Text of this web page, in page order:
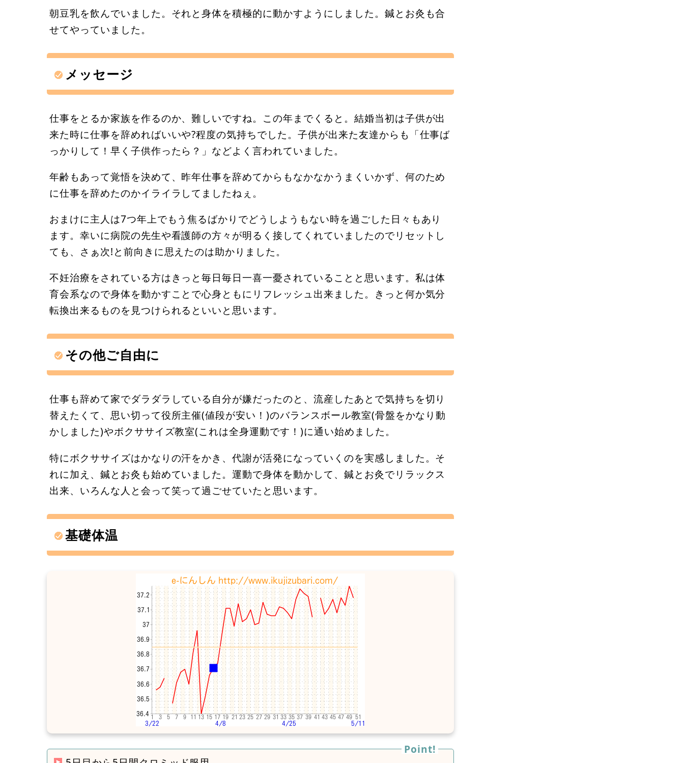
朝豆乳を飲んでいました。それと身体を積極的に動かすようにしました。鍼とお灸も合
せてやっていました。
メッセージ
仕事をとるか家族を作るのか、難しいですね。この年までくると。結婚当初は子供が出
来た時に仕事を辞めればいいや?程度の気持ちでした。子供が出来た友達からも「仕事ば
っかりして！早く子供作ったら？」などよく言われていました。
年齢もあって覚悟を決めて、昨年仕事を辞めてからもなかなかうまくいかず、何のため
に仕事を辞めたのかイライラしてましたねぇ。
おまけに主人は7つ年上でもう焦るばかりでどうしようもない時を過ごした日々もあり
ます。幸いに病院の先生や看護師の方々が明るく接してくれていましたのでリセットし
ても、さぁ次!と前向きに思えたのは助かりました。
不妊治療をされている方はきっと毎日毎日一喜一憂されていることと思います。私は体
育会系なので身体を動かすことで心身ともにリフレッシュ出来ました。きっと何か気分
転換出来るものを見つけられるといいと思います。
その他ご自由に
仕事も辞めて家でダラダラしている自分が嫌だったのと、流産したあとで気持ちを切り
替えたくて、思い切って役所主催(値段が安い！)のバランスボール教室(骨盤をかなり動
かしました)やボクササイズ教室(これは全身運動です！)に通い始めました。
特にボクササイズはかなりの汗をかき、代謝が活発になっていくのを実感しました。そ
れに加え、鍼とお灸も始めていました。運動で身体を動かして、鍼とお灸でリラックス
出来、いろんな人と会って笑って過ごせていたと思います。
基礎体温